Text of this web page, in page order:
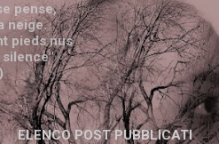
pense,
neige.
pieds nus
silence"
ELENCO POST PUBBLICATI